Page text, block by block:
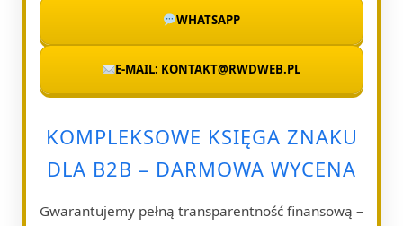
WHATSAPP
E-MAIL: KONTAKT@RWDWEB.PL
KOMPLEKSOWE KSIĘGA ZNAKU
DLA B2B – DARMOWA WYCENA
Gwarantujemy pełną transparentność finansową –